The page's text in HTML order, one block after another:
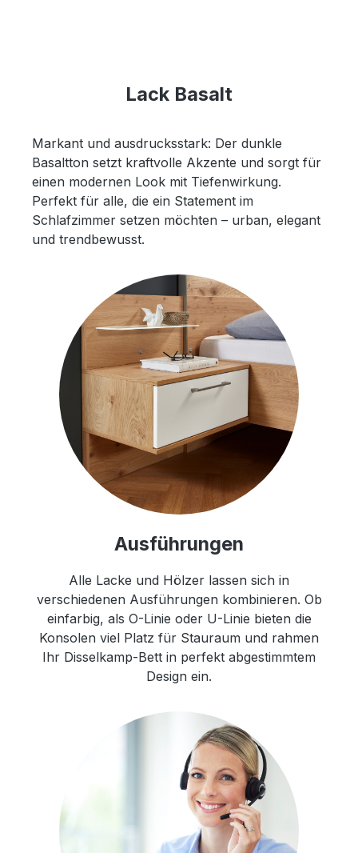
Lack Basalt
Markant und ausdrucksstark: Der dunkle
Basaltton setzt kraftvolle Akzente und sorgt für
einen modernen Look mit Tiefenwirkung.
Perfekt für alle, die ein Statement im
Schlafzimmer setzen möchten – urban, elegant
und trendbewusst.
Ausführungen
Alle Lacke und Hölzer lassen sich in
verschiedenen Ausführungen kombinieren. Ob
einfarbig, als O-Linie oder U-Linie bieten die
Konsolen viel Platz für Stauraum und rahmen
Ihr Disselkamp-Bett in perfekt abgestimmtem
Design ein.